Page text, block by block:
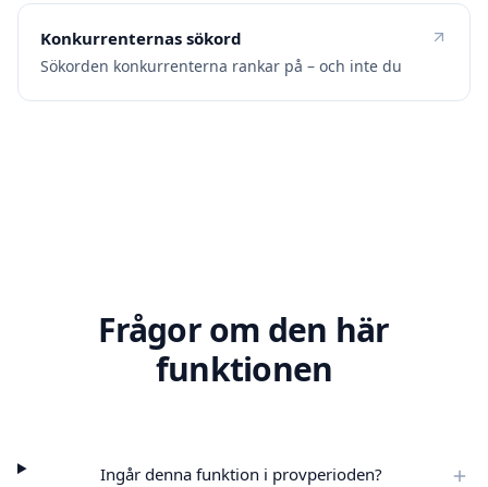
Konkurrenternas sökord
Sökorden konkurrenterna rankar på – och inte du
Frågor om den här
funktionen
Ingår denna funktion i provperioden?